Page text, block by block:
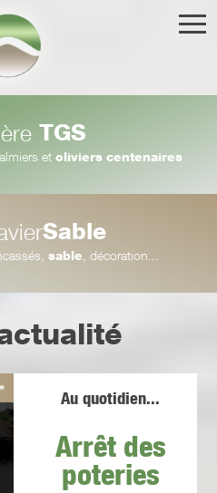
TGS
et oliviers centenaires
Sable
sable , décoration...
Au quotidien...
Arrêt des
poteries